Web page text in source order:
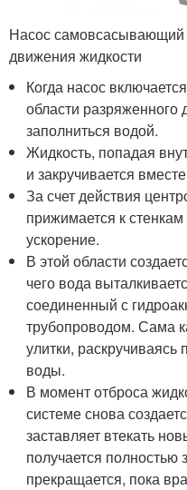
Насос
движения жидкости
Когда насос
области
заполниться водой.
Жидкость, попадая
и закручивается
За счет действия
прижимается к
ускорение.
В этой области
чего вода
соединенный с
трубопроводом. Сама
улитки,
воды.
В момент отброса
системе снова
заставляет втекать
получается полностью
прекращается, пока